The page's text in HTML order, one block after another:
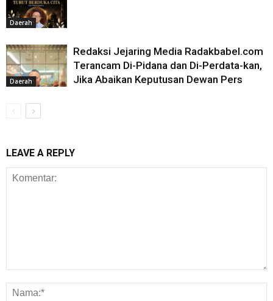
Daerah
Daerah
Redaksi Jejaring Media Radakbabel.com
Terancam Di-Pidana dan Di-Perdata-kan,
Jika Abaikan Keputusan Dewan Pers
LEAVE A REPLY